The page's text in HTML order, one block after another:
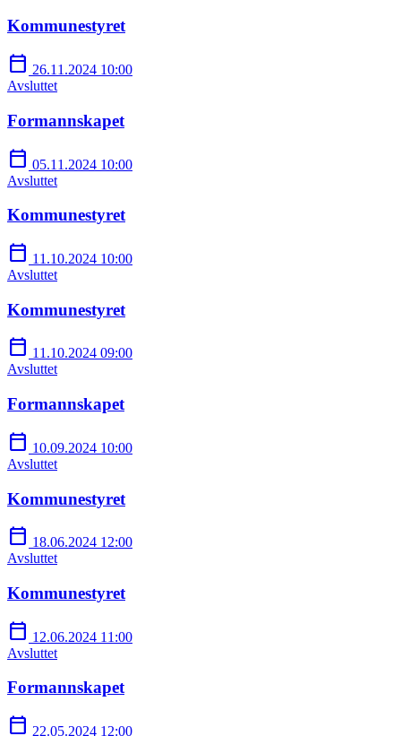
Kommunestyret
calendar_today 26.11.2024 10:00
Avsluttet
Formannskapet
calendar_today 05.11.2024 10:00
Avsluttet
Kommunestyret
calendar_today 11.10.2024 10:00
Avsluttet
Kommunestyret
calendar_today 11.10.2024 09:00
Avsluttet
Formannskapet
calendar_today 10.09.2024 10:00
Avsluttet
Kommunestyret
calendar_today 18.06.2024 12:00
Avsluttet
Kommunestyret
calendar_today 12.06.2024 11:00
Avsluttet
Formannskapet
calendar_today 22.05.2024 12:00